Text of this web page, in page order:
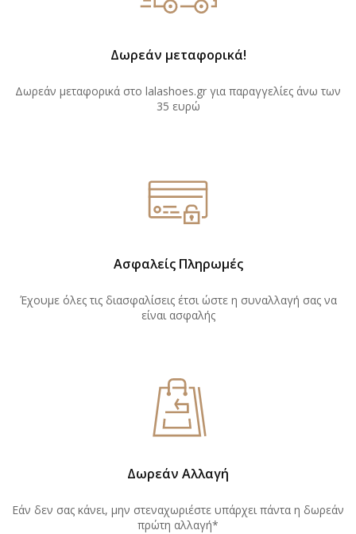
Δωρεάν μεταφορικά!
Δωρεάν μεταφορικά στο lalashoes.gr για παραγγελίες άνω των
35 ευρώ
Ασφαλείς Πληρωμές
Έχουμε όλες τις διασφαλίσεις έτσι ώστε η συναλλαγή σας να
είναι ασφαλής
Δωρεάν Αλλαγή
Εάν δεν σας κάνει, μην στεναχωριέστε υπάρχει πάντα η δωρεάν
πρώτη αλλαγή*